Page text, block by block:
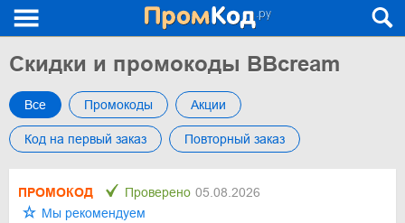
Скидки и промокоды BBcream
Все Промокоды Акции
Код на первый заказ Повторный заказ
ПРОМОКОД Проверено 05.08.2026
Мы рекомендуем